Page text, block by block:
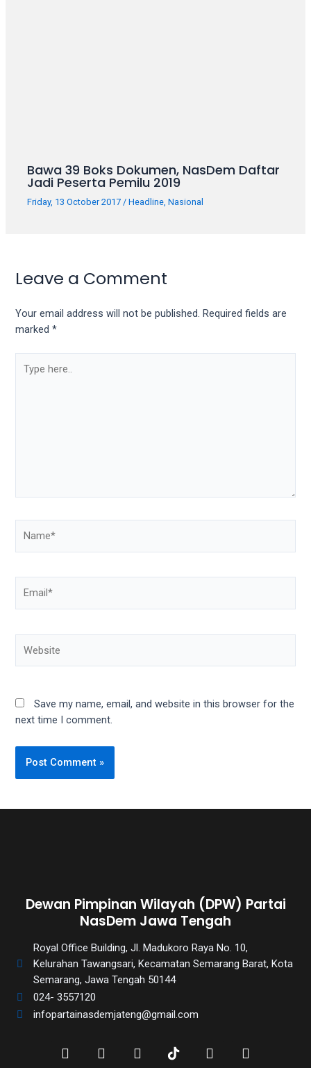
Bawa 39 Boks Dokumen, NasDem Daftar
Jadi Peserta Pemilu 2019
Friday, 13 October 2017 /Headline ,Nasional
Leave a Comment
Your email address will not be published. Required fields are
marked*
Save my name, email, and website in this browser for the
next time I comment.
Dewan Pimpinan Wilayah (DPW) Partai
NasDem Jawa Tengah
Royal Office Building, Jl. Madukoro Raya No. 10,
Kelurahan Tawangsari, Kecamatan Semarang Barat, Kota
Semarang, Jawa Tengah 50144
024- 3557120
infopartainasdemjateng@gmail.com